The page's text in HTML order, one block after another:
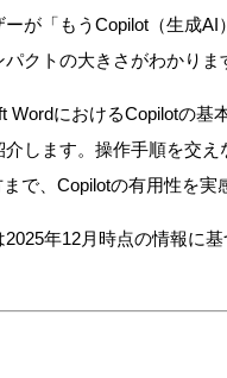
が「もうCopilot（生成
クトの大きさがわかりま
WordにおけるCopilotの
します。操作手順を交
で、Copilotの有用性を実
年12月時点の情報に